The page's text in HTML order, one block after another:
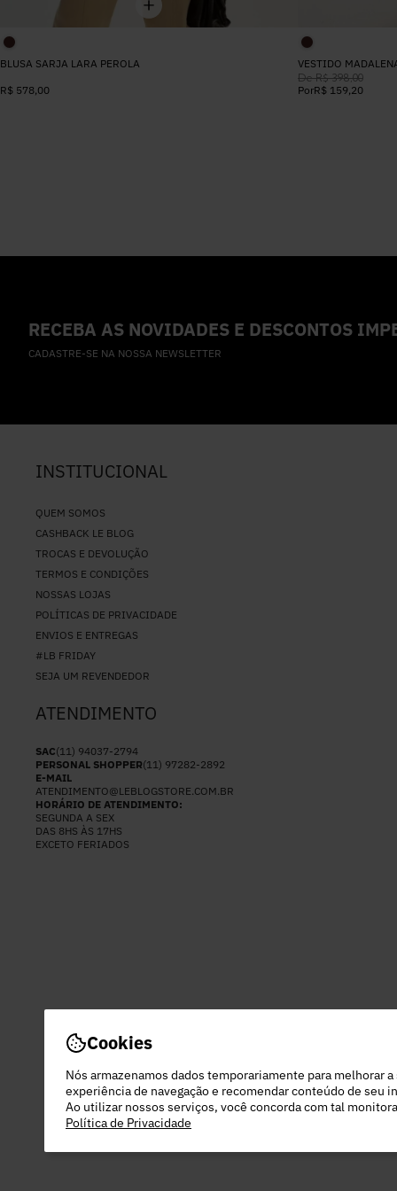
Cookies
Nós armazenamos dados temporariamente para melhorar a
experiência de navegação e recomendar conteúdo de seu
Ao utilizar nossos serviços, você concorda com tal
Política de Privacidade
BLUSA SARJA LARA PEROLA
R$ 578,00
VESTIDO
De R$ 398,00
PorR$ 159,20
RECEBA AS NOVIDADES E DESCONTOS
CADASTRE-SE NA NOSSA NEWSLETTER
INSTITUCIONAL
QUEM SOMOS
CASHBACK LE BLOG
TROCAS E DEVOLUÇÃO
TERMOS E CONDIÇÕES
NOSSAS LOJAS
POLÍTICAS DE PRIVACIDADE
ENVIOS E ENTREGAS
#LB FRIDAY
SEJA UM REVENDEDOR
ATENDIMENTO
SAC(11) 94037-2794
PERSONAL SHOPPER(11) 97282-2892
E-MAIL
ATENDIMENTO@LEBLOGSTORE.COM.BR
HORÁRIO DE ATENDIMENTO:
SEGUNDA A SEX
DAS 8HS ÀS 17HS
EXCETO FERIADOS